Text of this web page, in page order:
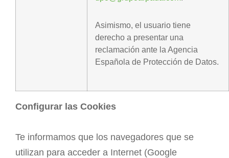
Asimismo, el usuario tiene
derecho a presentar una
reclamación ante la Agencia
Española de Protección de Datos.
Configurar las Cookies
Te informamos que los navegadores que se
utilizan para acceder a Internet (Google